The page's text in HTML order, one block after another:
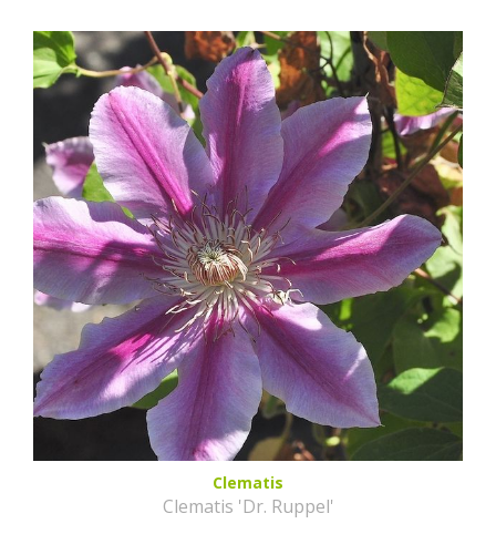
Clematis
Clematis 'Dr. Ruppel'